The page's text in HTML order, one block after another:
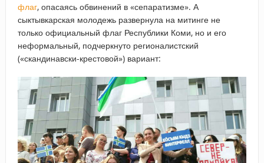
флаг, опасаясь обвинений в «сепаратизме». А
сыктывкарская молодежь развернула на митинге не
только официальный флаг Республики Коми, но и его
неформальный, подчеркнуто регионалистский
(«скандинавски-крестовой») вариант: